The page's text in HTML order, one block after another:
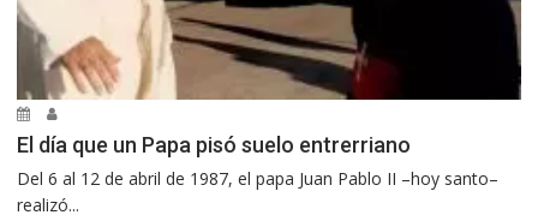
El día que un Papa pisó suelo entrerriano
Del 6 al 12 de abril de 1987, el papa Juan Pablo II –hoy santo–
realizó...